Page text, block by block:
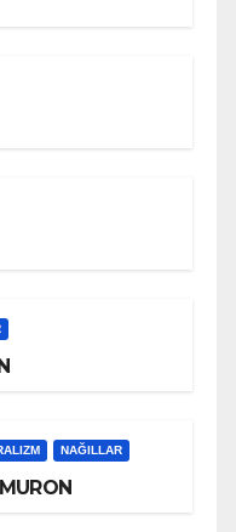
NAĞILLAR